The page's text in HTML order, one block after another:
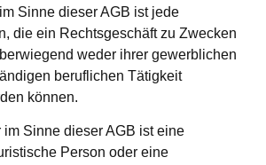
Sinne dieser AGB ist jede
die ein Rechtsgeschäft zu Zwecken
weder ihrer gewerblichen
beruflichen Tätigkeit
können.
im Sinne dieser AGB ist eine
Person oder eine